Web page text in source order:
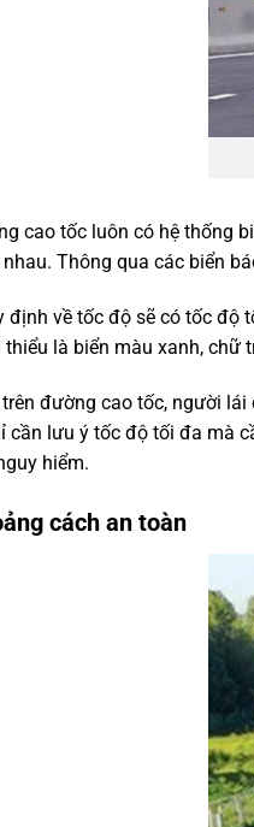
cao tốc luôn có hệ thống
Thông qua các biển
định về tốc độ sẽ có tốc độ
là biển màu xanh,
đường cao tốc, người
cần lưu ý tốc độ tối đa mà
hiểm.
cách an toàn